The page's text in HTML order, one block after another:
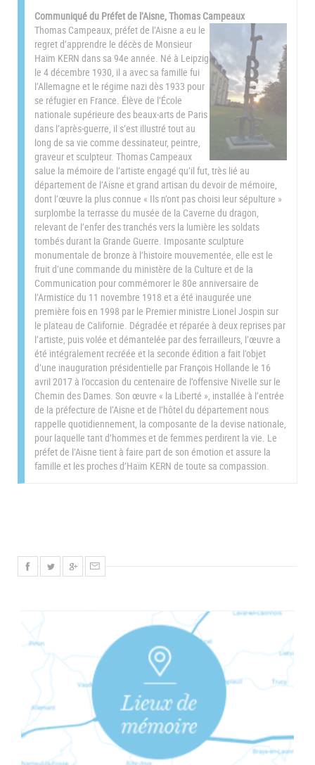
Communiqué du Préfet de l’Aisne, Thomas Campeaux
Thomas Campeaux, préfet de l’Aisne a eu le
regret d’apprendre le décès de Monsieur
Haïm KERN dans sa 94e année. Né à Leipzig
le 4 décembre 1930, il a avec sa famille fui
l’Allemagne et le régime nazi dès 1933 pour
se réfugier en France. Élève de l’École
nationale supérieure des beaux-arts de Paris
dans l’après-guerre, il s’est illustré tout au
long de sa vie comme dessinateur, peintre,
graveur et sculpteur. Thomas Campeaux
salue la mémoire de l’artiste engagé qu’il fut, très lié au
département de l’Aisne et grand artisan du devoir de mémoire,
dont l’œuvre la plus connue « Ils n’ont pas choisi leur sépulture »
surplombe la terrasse du musée de la Caverne du dragon,
relevant de l’enfer des tranchés vers la lumière les soldats
tombés durant la Grande Guerre. Imposante sculpture
monumentale de bronze à l’histoire mouvementée, elle est le
fruit d’une commande du ministère de la Culture et de la
Communication pour commémorer le 80e anniversaire de
l’Armistice du 11 novembre 1918 et a été inaugurée une
première fois en 1998 par le Premier ministre Lionel Jospin sur
le plateau de Californie. Dégradée et réparée à deux reprises par
l’artiste, puis volée et démantelée par des ferrailleurs, l’œuvre a
été intégralement recréée et la seconde édition a fait l’objet
d’une inauguration présidentielle par François Hollande le 16
avril 2017 à l’occasion du centenaire de l’offensive Nivelle sur le
Chemin des Dames. Son œuvre « la Liberté », installée à l’entrée
de la préfecture de l’Aisne et de l’hôtel du département nous
rappelle quotidiennement, la composante de la devise nationale,
pour laquelle tant d’hommes et de femmes perdirent la vie. Le
préfet de l’Aisne tient à faire part de son émotion et assure la
famille et les proches d’Haïm KERN de toute sa compassion.